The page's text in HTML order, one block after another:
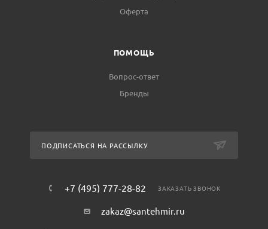
Оферта
ПОМОЩЬ
Вопрос-ответ
Бренды
ПОДПИСАТЬСЯ НА РАССЫЛКУ
+7 (495) 777-28-82 ЗАКАЗАТЬ ЗВОНОК
zakaz@santehmir.ru